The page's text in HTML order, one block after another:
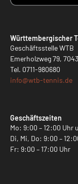
Württembergischer
Geschäftsstelle WTB
Emerholzweg 79,
Tel. 0711-980680
info@wtb-tennis.de
Geschäftszeiten
Mo: 9:00 – 12:00 Uhr
Di, Mi, Do: 9:00 –
Fr: 9:00 – 17:00 Uhr